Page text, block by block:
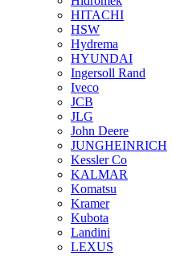
HITACHI
HSW
Hydrema
HYUNDAI
Ingersoll Rand
Iveco
JCB
JLG
John Deere
JUNGHEINRICH
Kessler Co
KALMAR
Komatsu
Kramer
Kubota
Landini
LEXUS